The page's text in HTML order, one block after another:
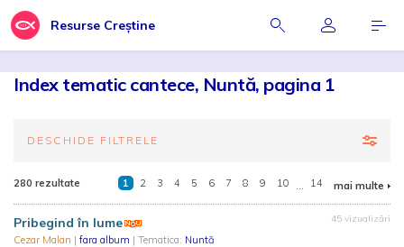
Resurse Creștine
Index tematic cantece, Nuntă, pagina 1
DESCHIDE FILTRELE
280 rezultate 1 2 3 4 5 6 7 8 9 10 ... 14 mai multe
Pribegind în lume
Cezar Malan | fara album | Tematica: Nuntă
45 vizualizări